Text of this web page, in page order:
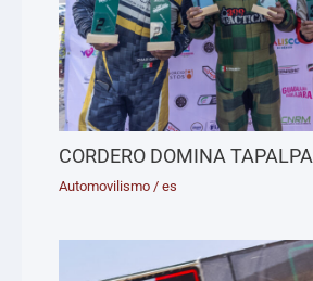
CORDERO DOMINA TAPALPA
Automovilismo /es